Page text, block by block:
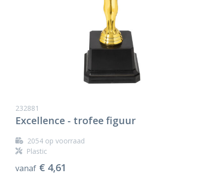
232881
Excellence - trofee figuur
2054op voorraad
Plastic
vanaf € 4,61